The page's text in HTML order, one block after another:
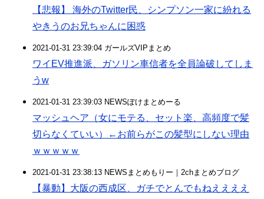
【悲報】 海外のTwitter民、シンプソン一家に紛れる
やきうのお兄ちゃんに困惑
2021-01-31 23:39:04 ガールズVIPまとめ
ワイEV推進派、ガソリン車信者を全員論破してしま
うw
2021-01-31 23:39:03 NEWSぽけまとめーる
マッシュヘア（女にモテる、セット楽、高頻度で髪
切らなくていい）←お前らがこの髪型にしない理由
ｗｗｗｗｗ
2021-01-31 23:38:13 NEWSまとめもりー｜2chまとめブログ
【暴動】大阪の西成区、ガチでとんでもねええええ